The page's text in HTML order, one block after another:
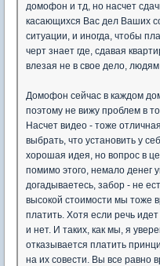
домофон и тд, но насчет
касающихся Вас дел Ваших
ситуации, и иногда, чтобы
черт знает где, сдавая
влезая не в свое дело,
Домофон сейчас в каждом
поэтому не вижу проблем в
Насчет видео - тоже
выбрать, что установить у
хорошая идея, но вопрос в
помимо этого, немало денег
догадываетесь, забор - не
высокой стоимости мы тоже
платить. Хотя если речь
и нет. И таких, как мы, я
отказывается платить
на их совести. Вы все равно